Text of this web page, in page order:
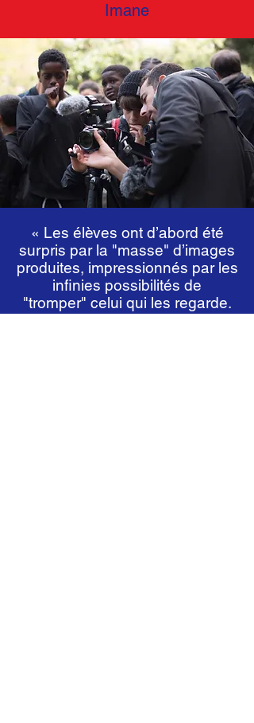
Imane
« Les élèves ont d’abord été
surpris par la "masse" d’images
produites, impressionnés par les
infinies possibilités de
"tromper" celui qui les regarde.